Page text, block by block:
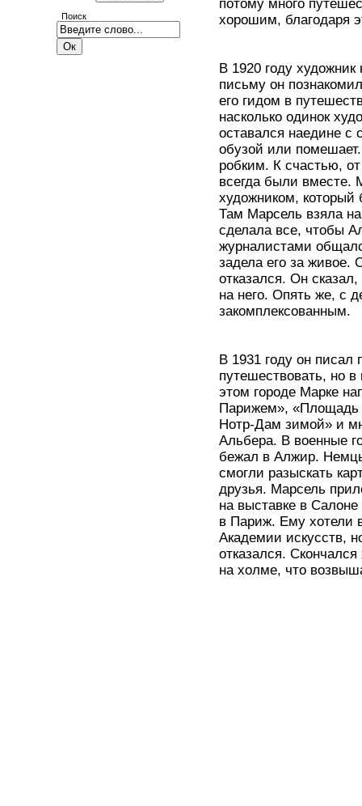
Поиск
потому много
хорошим, благодаря
В 1920 году
письму он
его гидом в
насколько одинок
оставался наедине
обузой или
робким. К счастью,
всегда были
художником, который
Там Марсель взяла
сделала все, чтобы
журналистами
задела его за живое.
отказался. Он
на него. Опять же, с
закомплексованным.
В 1931 году он
путешествовать, но
этом городе Марке
Парижем», «Площадь
Нотр-Дам зимой» и
Альбера. В военные
бежал в Алжир.
смогли разыскать
друзья. Марсель
на выставке в
в Париж. Ему хотели
Академии искусств,
отказался.
на холме, что